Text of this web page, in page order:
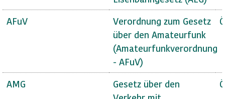
AFuV
Verordnung zum Gesetz
über den Amateurfunk
(Amateurfunkverordnung
- AFuV)
AMG
Gesetz über den